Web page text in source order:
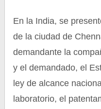
En la India, se
de la ciudad de
demandante la
y el demandado, el
ley de alcance
laboratorio, el